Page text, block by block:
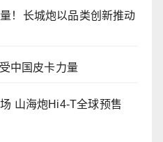
！长城炮以品类创新推动
中国皮卡力量
山海炮Hi4-T全球预售